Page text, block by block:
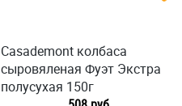
Casademont колбаса
сыровяленая Фуэт Экстра
полусухая 150г